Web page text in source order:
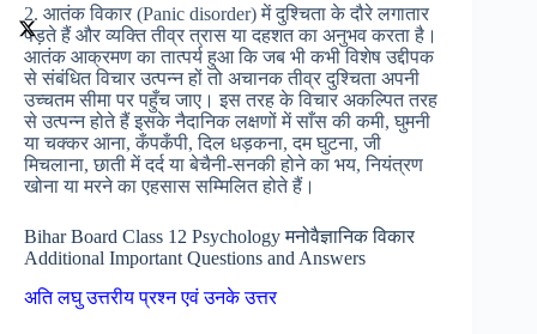
2. आतंक विकार (Panic disorder) में दुश्चिता के दौरे लगातार
पड़ते हैं और व्यक्ति तीव्र त्रास या दहशत का अनुभव करता है।
आतंक आक्रमण का तात्पर्य हुआ कि जब भी कभी विशेष उद्दीपक
से संबंधित विचार उत्पन्न हों तो अचानक तीव्र दुश्चिता अपनी
उच्चतम सीमा पर पहुँच जाए। इस तरह के विचार अकल्पित तरह
से उत्पन्न होते हैं इसके नैदानिक लक्षणों में साँस की कमी, घुमनी
या चक्कर आना, कँपकँपी, दिल धड़कना, दम घुटना, जी
मिचलाना, छाती में दर्द या बेचैनी-सनकी होने का भय, नियंत्रण
खोना या मरने का एहसास सम्मिलित होते हैं।
Bihar Board Class 12 Psychology मनोवैज्ञानिक विकार
Additional Important Questions and Answers
अति लघु उत्तरीय प्रश्न एवं उनके उत्तर